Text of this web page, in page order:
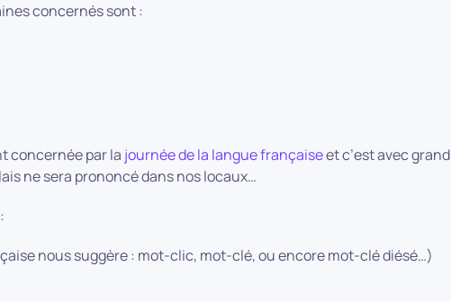
concernés sont :
concernée par la journée de la langue françaiseet c’est avec grand
ne sera prononcé dans nos locaux…
nous suggère : mot-clic, mot-clé, ou encore mot-clé diésé…)